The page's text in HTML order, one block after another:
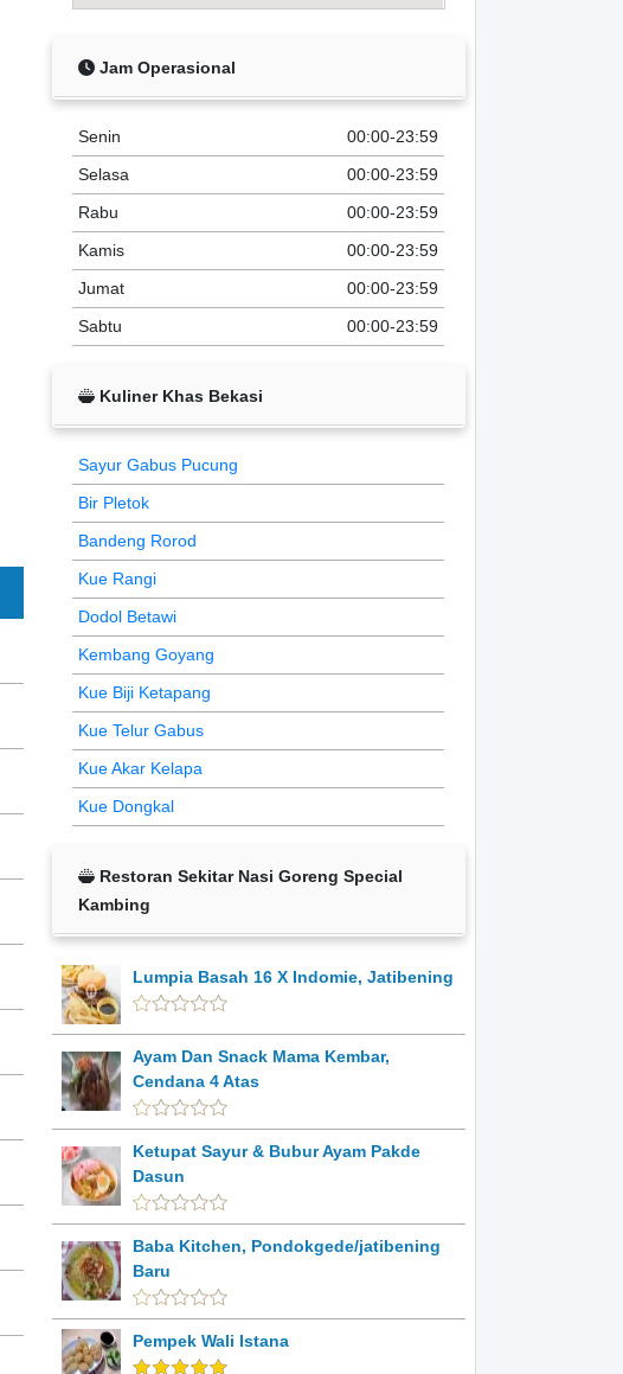
Jam Operasional
Senin
00:00-23:59
Selasa
00:00-23:59
Rabu
00:00-23:59
Kamis
00:00-23:59
Jumat
00:00-23:59
Sabtu
00:00-23:59
Kuliner Khas Bekasi
Sayur Gabus Pucung
Bir Pletok
Bandeng Rorod
Kue Rangi
Dodol Betawi
Kembang Goyang
Kue Biji Ketapang
Kue Telur Gabus
Kue Akar Kelapa
Kue Dongkal
Restoran Sekitar Nasi Goreng Special
Kambing
Lumpia Basah 16 X Indomie, Jatibening
Ayam Dan Snack Mama Kembar,
Cendana 4 Atas
Ketupat Sayur & Bubur Ayam Pakde
Dasun
Baba Kitchen, Pondokgede/jatibening
Baru
Pempek Wali Istana